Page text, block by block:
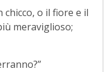
o il fiore e il
meraviglioso;